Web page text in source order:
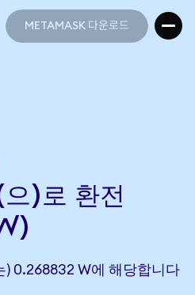
METAMASK 다운로드
)로 환전
) 0.268832 W에 해당합니다